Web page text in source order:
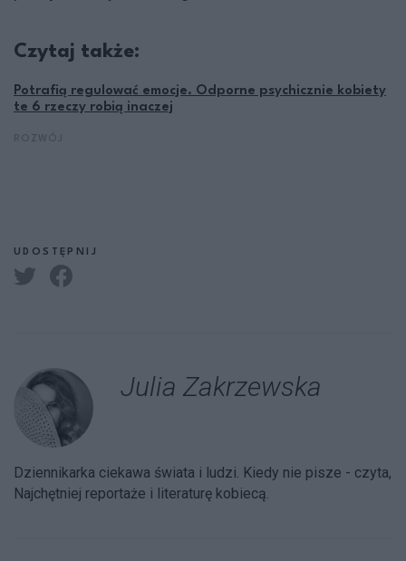
Czytaj także:
Potrafią regulować emocje. Odporne psychicznie kobiety
te 6 rzeczy robią inaczej
UDOSTĘPNIJ
Julia Zakrzewska
Dziennikarka ciekawa świata i ludzi. Kiedy nie pisze - czyta,
Najchętniej reportaże i literaturę kobiecą.